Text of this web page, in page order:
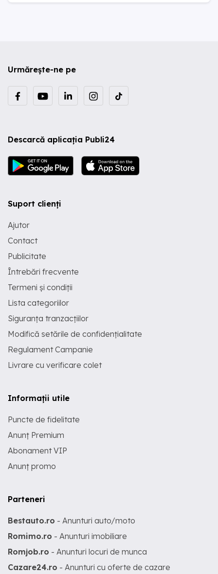
Urmărește-ne pe
Descarcă aplicația Publi24
Suport clienți
Ajutor
Contact
Publicitate
Întrebări frecvente
Termeni și condiții
Lista categoriilor
Siguranța tranzacțiilor
Modifică setările de confidențialitate
Regulament Campanie
Livrare cu verificare colet
Informații utile
Puncte de fidelitate
Anunț Premium
Abonament VIP
Anunț promo
Parteneri
Bestauto.ro - Anunturi auto/moto
Romimo.ro - Anunturi imobiliare
Romjob.ro - Anunturi locuri de munca
Cazare24.ro - Anunturi cu oferte de cazare